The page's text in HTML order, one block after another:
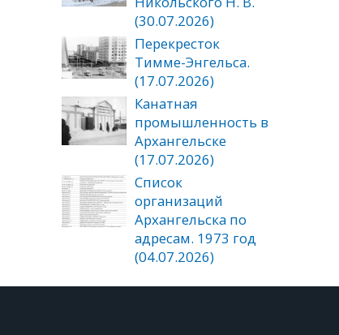
(30.07.2026)
Перекресток
Тимме-Энгельса.
(17.07.2026)
Канатная
промышленность в
Архангельске
(17.07.2026)
Список
организаций
Архангельска по
адресам. 1973 год
(04.07.2026)